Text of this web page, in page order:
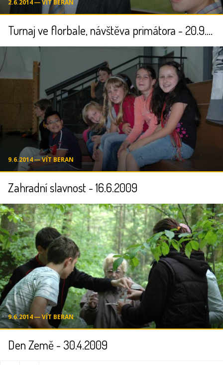
2.6.2014 ― VÍT BERAN
Turnaj ve florbale, návštěva primátora - 20.9.2008
9.6.2014 ― VÍT BERAN
Zahradní slavnost - 16.6.2009
9.6.2014 ― VÍT BERAN
Den Země - 30.4.2009